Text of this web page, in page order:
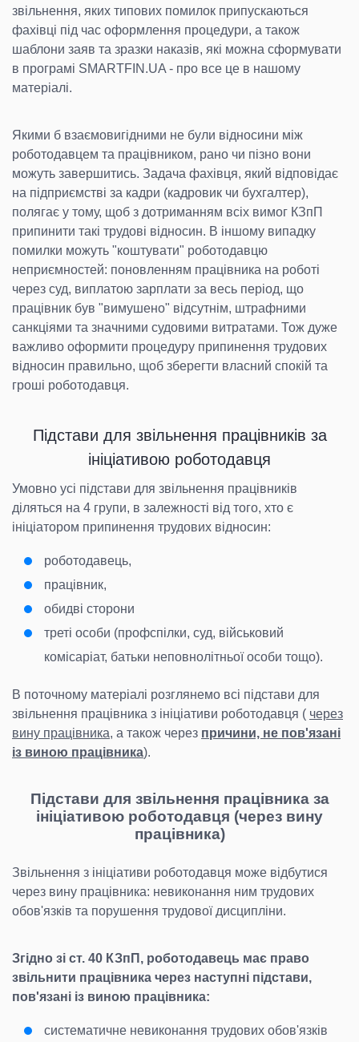
звільнення, яких типових помилок припускаються
фахівці під час оформлення процедури, а також
шаблони заяв та зразки наказів, які можна сформувати
в програмі SMARTFIN.UA - про все це в нашому
матеріалі.
Якими б взаємовигідними не були відносини між
роботодавцем та працівником, рано чи пізно вони
можуть завершитись. Задача фахівця, який відповідає
на підприємстві за кадри (кадровик чи бухгалтер),
полягає у тому, щоб з дотриманням всіх вимог КЗпП
припинити такі трудові відносин. В іншому випадку
помилки можуть "коштувати" роботодавцю
неприємностей: поновленням працівника на роботі
через суд, виплатою зарплати за весь період, що
працівник був "вимушено" відсутнім, штрафними
санкціями та значними судовими витратами. Тож дуже
важливо оформити процедуру припинення трудових
відносин правильно, щоб зберегти власний спокій та
гроші роботодавця.
Підстави для звільнення працівників за
ініціативою роботодавця
Умовно усі підстави для звільнення працівників
діляться на 4 групи, в залежності від того, хто є
ініціатором припинення трудових відносин:
роботодавець,
працівник,
обидві сторони
треті особи (профспілки, суд, військовий
комісаріат, батьки неповнолітньої особи тощо).
В поточному матеріалі розглянемо всі підстави для
звільнення працівника з ініціативи роботодавця ( через
вину працівника, а також через причини, не пов'язані
із виною працівника).
Підстави для звільнення працівника за
ініціативою роботодавця (через вину
працівника)
Звільнення з ініціативи роботодавця може відбутися
через вину працівника: невиконання ним трудових
обов'язків та порушення трудової дисципліни.
Згідно зі ст. 40 КЗпП, роботодавець має право
звільнити працівника через наступні підстави,
пов'язані із виною працівника:
систематичне невиконання трудових обов'язків